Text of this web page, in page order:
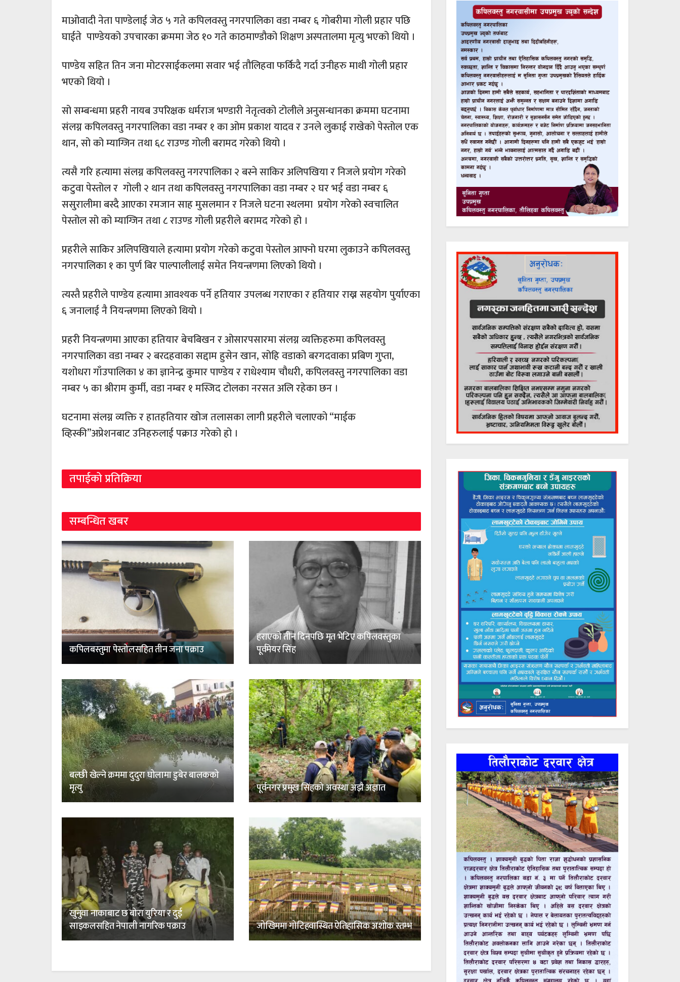
माओवादी नेता पाण्डेलाई जेठ ५ गते कपिलवस्तु नगरपालिका वडा नम्बर ६ गोबरीमा गोली प्रहार पछि
घाईते पाण्डेयको उपचारका क्रममा जेठ १० गते काठमाण्डौको शिक्षण अस्पतालमा मृत्यु भएको थियो ।
पाण्डेय सहित तिन जना मोटरसाईकलमा सवार भई तौलिहवा फर्किदै गर्दा उनीहरु माथी गोली प्रहार
भएको थियो ।
सो सम्बन्धमा प्रहरी नायब उपरिक्षक धर्मराज भण्डारी नेतृत्वको टोलीले अनुसन्धानका क्रममा घटनामा
संलग्न कपिलवस्तु नगरपालिका वडा नम्बर १ का ओम प्रकाश यादव र उनले लुकाई राखेको पेस्तोल एक
थान, सो को म्याग्जिन तथा ६८ राउण्ड गोली बरामद गरेको थियो ।
त्यसै गरि हत्यामा संलग्न कपिलवस्तु नगरपालिका २ बस्ने साकिर अलिपखिया र निजले प्रयोग गरेको
कटुवा पेस्तोल र गोली २ थान तथा कपिलवस्तु नगरपालिका वडा नम्बर २ घर भई वडा नम्बर ६
ससुरालीमा बस्दै आएका रमजान साह मुसलमान र निजले घटना स्थलमा प्रयोग गरेको स्वचालित
पेस्तोल सो को म्याग्जिन तथा ८ राउण्ड गोली प्रहरीले बरामद गरेको हो ।
प्रहरीले साकिर अलिपखियाले हत्यामा प्रयोग गरेको कटुवा पेस्तोल आफ्नो घरमा लुकाउने कपिलवस्तु
नगरपालिका १ का पुर्ण बिर पाल्पालीलाई समेत नियन्त्रणमा लिएको थियो ।
त्यस्तै प्रहरीले पाण्डेय हत्यामा आवश्यक पर्ने हतियार उपलब्ध गराएका र हतियार राख्न सहयोग पुर्याएका
६ जनालाई नै नियन्त्रणमा लिएको थियो ।
प्रहरी नियन्त्रणमा आएका हतियार बेचबिखन र ओसारपसारमा संलग्न व्यक्तिहरुमा कपिलवस्तु
नगरपालिका वडा नम्बर २ बरदहवाका सद्दाम हुसेन खान, सोहि वडाको बरगदवाका प्रबिण गुप्ता,
यशोधरा गाँउपालिका ४ का ज्ञानेन्द्र कुमार पाण्डेय र राधेश्याम चौधरी, कपिलवस्तु नगरपालिका वडा
नम्बर ५ का श्रीराम कुर्मी, वडा नम्बर १ मस्जिद टोलका नरसत अलि रहेका छन ।
घटनामा संलग्न व्यक्ति र हातहतियार खोज तलासका लागी प्रहरीले चलाएको “माईक
व्हिस्की”अप्रेशनबाट उनिहरुलाई पक्राउ गरेको हो ।
तपाईको प्रतिक्रिया
सम्बन्धित खबर
कपिलबस्तुमा पेस्तोलसहित तीन जना पक्राउ
हराएको तीन दिनपछि मृत भेटिए कपिलवस्तुका
पूर्वमेयर सिंह
बल्छी खेल्ने क्रममा दुदुरा घोलामा डुबेर बालकको
मृत्यु
पूर्वनगर प्रमुख सिंहको अवस्था अझै अज्ञात
खुनुवा नाकाबाट छ बोरा युरिया र दुई
साइकलसहित नेपाली नागरिक पक्राउ
जोखिममा गोटिहवास्थित ऐतिहासिक अशोक स्तम्भ